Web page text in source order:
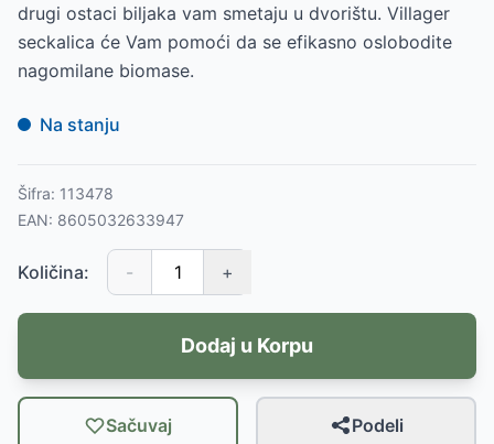
drugi ostaci biljaka vam smetaju u dvorištu. Villager
seckalica će Vam pomoći da se efikasno oslobodite
nagomilane biomase.
Na stanju
Šifra: 113478
EAN: 8605032633947
Količina: - +
Dodaj u Korpu
Sačuvaj Podeli